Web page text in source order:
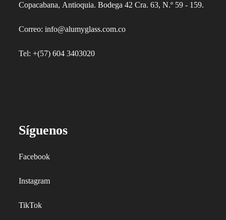
Copacabana, Antioquia. Bodega 42 Cra. 63, N.º 59 - 159.
Correo: info@alumyglass.com.co
Tel: +(57) 604 3403020
Síguenos
Facebook
Instagram
TikTok